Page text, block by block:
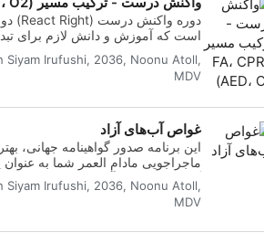
است که آموزش و دانش لازم برای
فوریت‌های پزشکی را در اختیار شما
غواصی انعطاف‌پذیر، می‌توانید
یادگیری انتخاب کنید، از جمله ارزیابی
فوریت‌های غواصی خواهید آموخت. این
دوره‌های دانشگاهی و سناریوهای
ابزارها و اعتماد به نفس لازم برای
پس از اخذ گواهینامه، می‌توانید به
Siyam Irufushi, 2036, Noonu Atoll,
MDV
غواص آب‌های آزاد
این برنامه صدور گواهینامه جهانی،
ماجراجویی مادام العمر شما به
گواهینامه است. آموزش شخصی سازی
تضمین می‌کند که شما مهارت‌ها و
در محیط‌های زیر آب لازم است، کسب
Siyam Irufushi, 2036, Noonu Atoll,
MDV